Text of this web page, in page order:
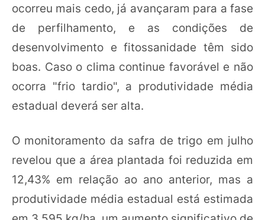
ocorreu mais cedo, já avançaram para a fase
de perfilhamento, e as condições de
desenvolvimento e fitossanidade têm sido
boas. Caso o clima continue favorável e não
ocorra "frio tardio", a produtividade média
estadual deverá ser alta.
O monitoramento da safra de trigo em julho
revelou que a área plantada foi reduzida em
12,43% em relação ao ano anterior, mas a
produtividade média estadual está estimada